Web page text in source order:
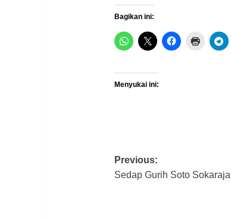
Bagikan ini:
Menyukai ini:
Post
navigation
Previous:
Sedap Gurih Soto Sokaraja